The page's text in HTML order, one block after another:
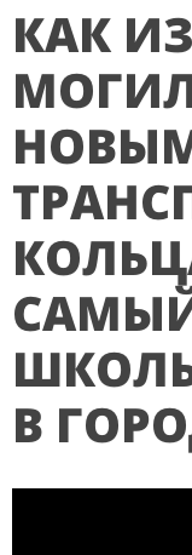
КАК
В